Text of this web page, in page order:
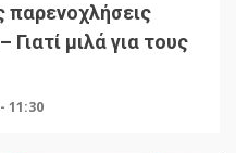
παρενοχλήσεις
Γιατί μιλά για τους
11:30